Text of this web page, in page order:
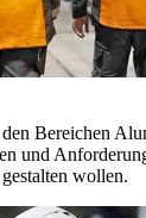
Bereichen
und
wollen.